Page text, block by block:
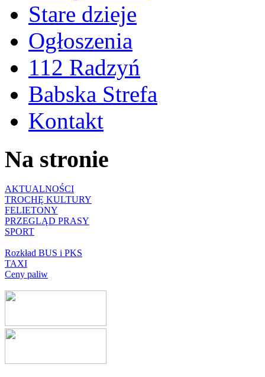
Stare dzieje
Ogłoszenia
112 Radzyń
Babska Strefa
Kontakt
Na stronie
AKTUALNOŚCI
TROCHĘ KULTURY
FELIETONY
PRZEGLĄD PRASY
SPORT
Rozkład BUS i PKS
TAXI
Ceny paliw